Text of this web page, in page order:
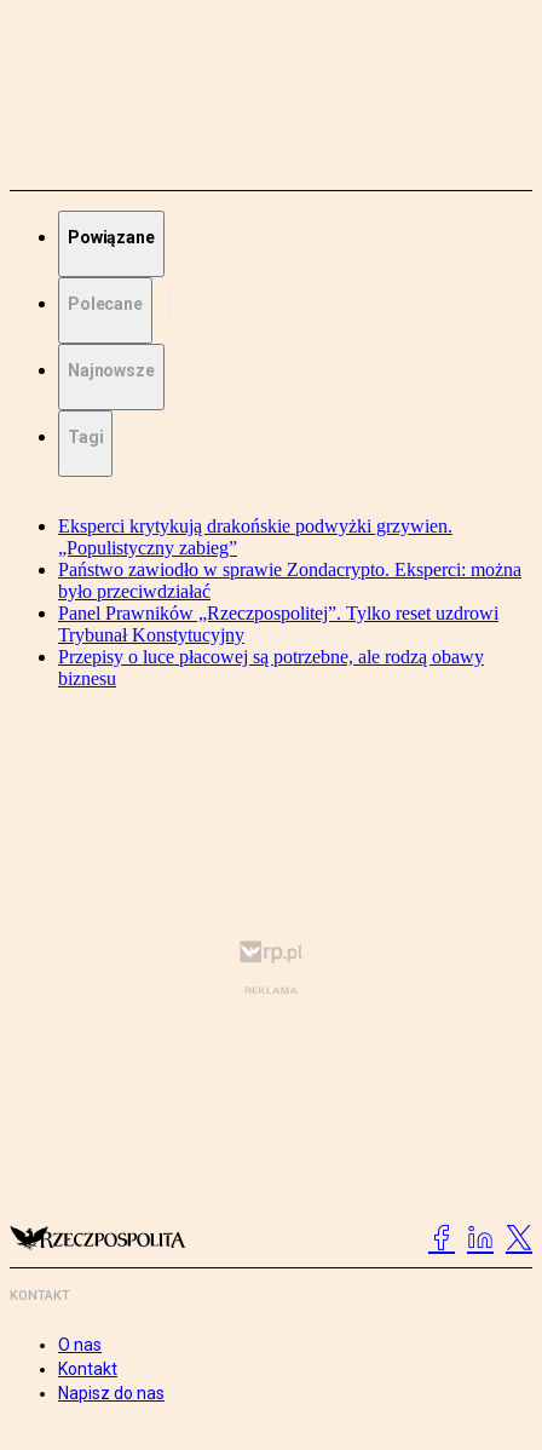
Powiązane
Polecane
Najnowsze
Tagi
Eksperci krytykują drakońskie podwyżki grzywien.
„Populistyczny zabieg”
Państwo zawiodło w sprawie Zondacrypto. Eksperci: można
było przeciwdziałać
Panel Prawników „Rzeczpospolitej”. Tylko reset uzdrowi
Trybunał Konstytucyjny
Przepisy o luce płacowej są potrzebne, ale rodzą obawy
biznesu
KONTAKT
O nas
Kontakt
Napisz do nas